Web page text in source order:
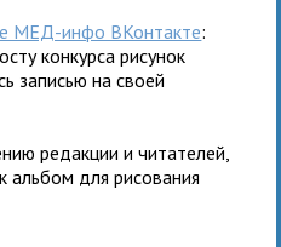
МЕД-инфо ВКонтакте:
кон­курса рису­нок
запи­сью на своей
редак­ции и чита­те­лей,
аль­бом для рисо­ва­ния